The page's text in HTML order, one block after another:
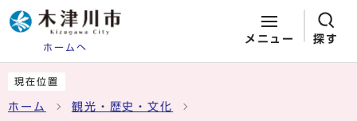
ホームへ
メニュー 探す
現在位置
ホーム 観光・歴史・文化